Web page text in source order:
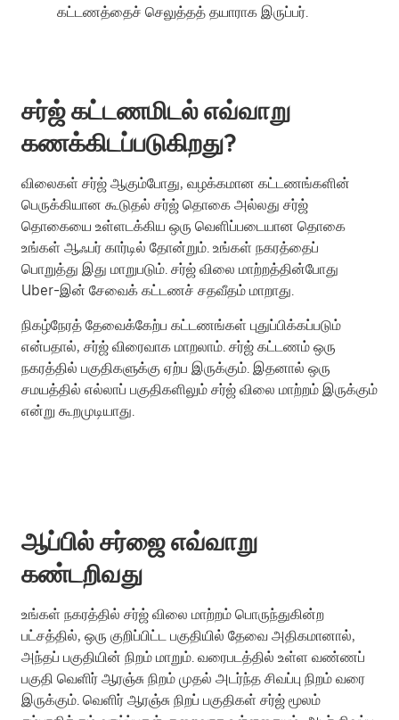
கட்டணத்தைச் செலுத்தத் தயாராக இருப்பர்.
சர்ஜ் கட்டணமிடல் எவ்வாறு
கணக்கிடப்படுகிறது?
விலைகள் சர்ஜ் ஆகும்போது, வழக்கமான கட்டணங்களின்
பெருக்கியான கூடுதல் சர்ஜ் தொகை அல்லது சர்ஜ்
தொகையை உள்ளடக்கிய ஒரு வெளிப்படையான தொகை
உங்கள் ஆஃபர் கார்டில் தோன்றும். உங்கள் நகரத்தைப்
பொறுத்து இது மாறுபடும். சர்ஜ் விலை மாற்றத்தின்போது
Uber-இன் சேவைக் கட்டணச் சதவீதம் மாறாது.
நிகழ்நேரத் தேவைக்கேற்ப கட்டணங்கள் புதுப்பிக்கப்படும்
என்பதால், சர்ஜ் விரைவாக மாறலாம். சர்ஜ் கட்டணம் ஒரு
நகரத்தில் பகுதிகளுக்கு ஏற்ப இருக்கும். இதனால் ஒரு
சமயத்தில் எல்லாப் பகுதிகளிலும் சர்ஜ் விலை மாற்றம் இருக்கும்
என்று கூறமுடியாது.
ஆப்பில் சர்ஜை எவ்வாறு
கண்டறிவது
உங்கள் நகரத்தில் சர்ஜ் விலை மாற்றம் பொருந்துகின்ற
பட்சத்தில், ஒரு குறிப்பிட்ட பகுதியில் தேவை அதிகமானால்,
அந்தப் பகுதியின் நிறம் மாறும். வரைபடத்தில் உள்ள வண்ணப்
பகுதி வெளிர் ஆரஞ்சு நிறம் முதல் அடர்ந்த சிவப்பு நிறம் வரை
இருக்கும். வெளிர் ஆரஞ்சு நிறப் பகுதிகள் சர்ஜ் மூலம்